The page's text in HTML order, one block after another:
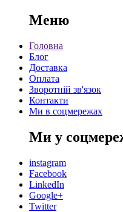
Меню
Головна
Блог
Доставка
Оплата
Зворотній зв'язок
Контакти
Ми в соцмережах
Ми у
instagram
Facebook
LinkedIn
Google+
Twitter